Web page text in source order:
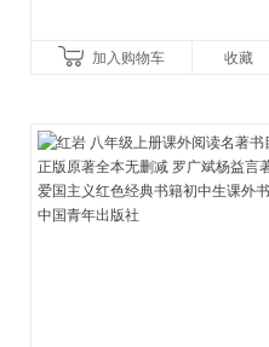
加入购物车 收藏